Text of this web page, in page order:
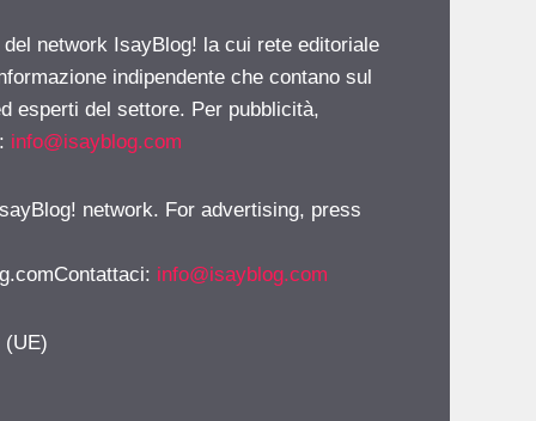
network IsayBlog! la cui rete editoriale
indipendente che contano sul
esperti del settore. Per pubblicità,
info@isayblog.com
network. For advertising, press
: info@isayblog.com
(UE)